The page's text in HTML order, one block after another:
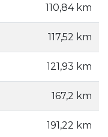
110,84 km
117,52 km
121,93 km
167,2 km
191,22 km